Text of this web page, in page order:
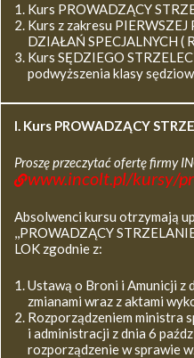
Kurs PROWADZĄCY
Kurs z zakresu
DZIAŁAŃ SPECJALNYCH (
Kurs SĘDZIEGO
podwyższenia klasy
I. Kurs PROWADZĄCY
Proszę przeczytać ofertę firmy
www.incolt.pl/kursy/
Absolwenci kursu otrzymają
,,PROWADZĄCY
LOK zgodnie z:
Ustawą o Broni i Amunicji z
zmianami wraz z aktami
Rozporządzeniem ministra
i administracji z dnia 6
rozporządzenie w sprawie